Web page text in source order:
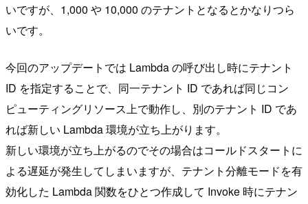
いですが、1,000 や 10,000 のテナントとなるとかなりつら
いです。
今回のアップデートでは Lambda の呼び出し時にテナント
ID を指定することで、同一テナント ID であれば同じコン
ピューティングリソース上で動作し、別のテナント ID であ
れば新しい Lambda 環境が立ち上がります。
新しい環境が立ち上がるのでその場合はコールドスタートに
よる遅延が発生してしまいますが、テナント分離モードを有
効化した Lambda 関数をひとつ作成して Invoke 時にテナン